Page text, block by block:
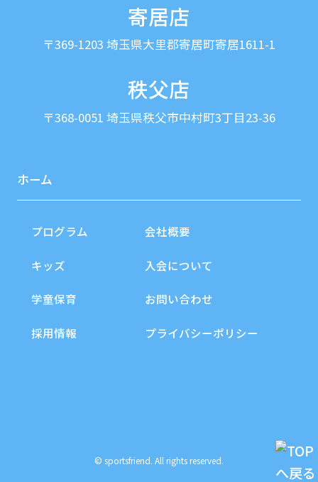
寄居店
〒369-1203 埼玉県大里郡寄居町寄居1611-1
秩父店
〒368-0051 埼玉県秩父市中村町3丁目23-36
ホーム
プログラム
キッズ
学童保育
採用情報
会社概要
入会について
お問い合わせ
プライバシーポリシー
© sportsfriend. All rights reserved.